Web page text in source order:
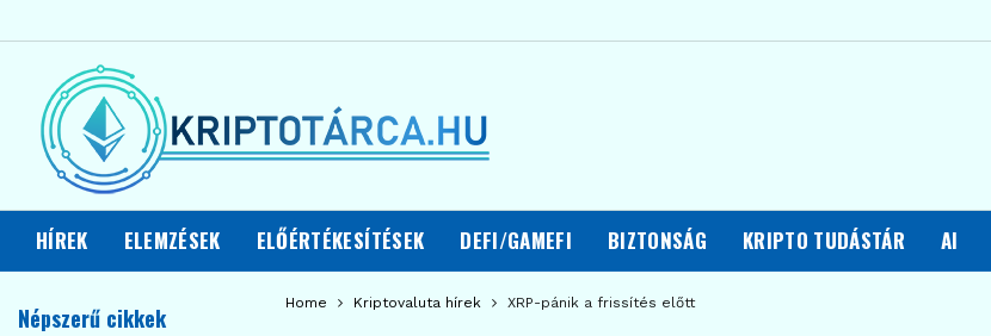
HÍREK ELEMZÉSEK ELŐÉRTÉKESÍTÉSEK DEFI/GAMEFI BIZTONSÁG KRIPTO TUDÁSTÁR AI
Home Kriptovaluta hírek XRP-pánik a frissítés előtt
Népszerű cikkek